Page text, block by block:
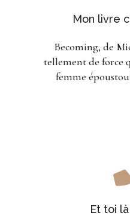
Mon livre
Becoming, de
tellement de force
femme
Et toi